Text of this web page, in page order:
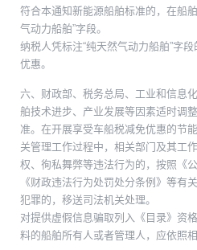
符合本通知新能源船舶标准的，在船
气动力船舶”字段。
纳税人凭标注“纯天然气动力船舶”字
优惠。
六、财政部、税务总局、工业和信息
舶技术进步、产业发展等因素适时调
准。在开展享受车船税减免优惠的节
关管理工作过程中，相关部门及其工
权、徇私舞弊等违法行为的，按照《
《财政违法行为处罚处分条例》等有
犯罪的，移送司法机关处理。
对提供虚假信息骗取列入《目录》资
料的船舶所有人或者管理人，应依照